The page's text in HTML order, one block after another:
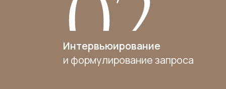
Интервьюирование
и формулирование запроса